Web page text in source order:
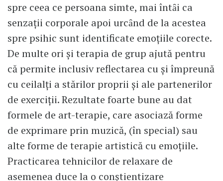
spre ceea ce persoana simte, mai întȃi ca
senzaţii corporale apoi urcȃnd de la acestea
spre psihic sunt identificate emoţiile corecte.
De multe ori şi terapia de grup ajută pentru
că permite inclusiv reflectarea cu şi împreună
cu ceilalţi a stărilor proprii şi ale partenerilor
de exerciţii. Rezultate foarte bune au dat
formele de art-terapie, care asociază forme
de exprimare prin muzică, (în special) sau
alte forme de terapie artistică cu emoţiile.
Practicarea tehnicilor de relaxare de
asemenea duce la o conştientizare